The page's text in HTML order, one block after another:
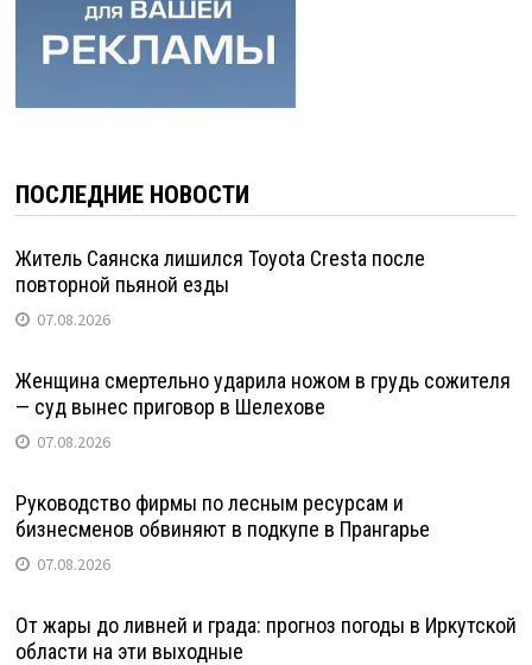
ПОСЛЕДНИЕ НОВОСТИ
Житель Саянска лишился Toyota Cresta после
повторной пьяной езды
07.08.2026
Женщина смертельно ударила ножом в грудь сожителя
— суд вынес приговор в Шелехове
07.08.2026
Руководство фирмы по лесным ресурсам и
бизнесменов обвиняют в подкупе в Прангарье
07.08.2026
От жары до ливней и града: прогноз погоды в Иркутской
области на эти выходные